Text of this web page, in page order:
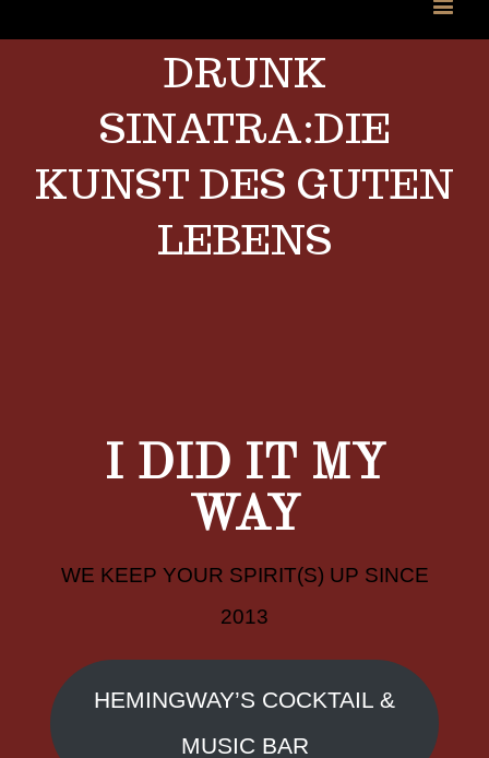
DRUNK
SINATRA:DIE
KUNST DES GUTEN
LEBENS
I DID IT MY
WAY
WE KEEP YOUR SPIRIT(S) UP SINCE
2013
HEMINGWAY’S COCKTAIL &
MUSIC BAR